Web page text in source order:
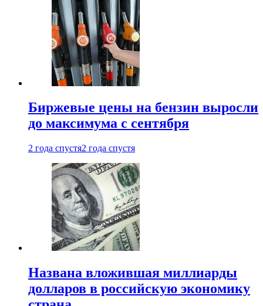
Биржевые цены на бензин выросли
до максимума с сентября
2 года спустя2 года спустя
Названа вложившая миллиарды
долларов в российскую экономику